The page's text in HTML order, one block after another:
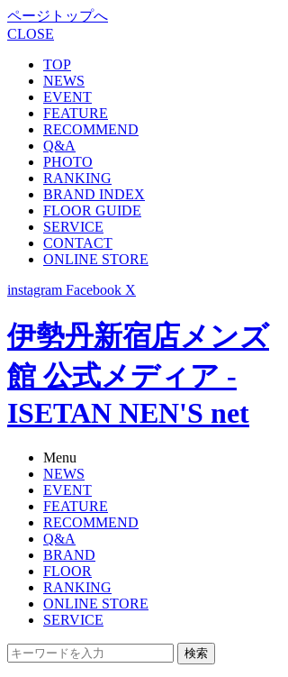
ページトップへ
CLOSE
TOP
NEWS
EVENT
FEATURE
RECOMMEND
Q&A
PHOTO
RANKING
BRAND INDEX
FLOOR GUIDE
SERVICE
CONTACT
ONLINE STORE
instagram Facebook X
伊勢丹新宿店メンズ
館 公式メディア -
ISETAN NEN'S net
Menu
NEWS
EVENT
FEATURE
RECOMMEND
Q&A
BRAND
FLOOR
RANKING
ONLINE STORE
SERVICE
検索